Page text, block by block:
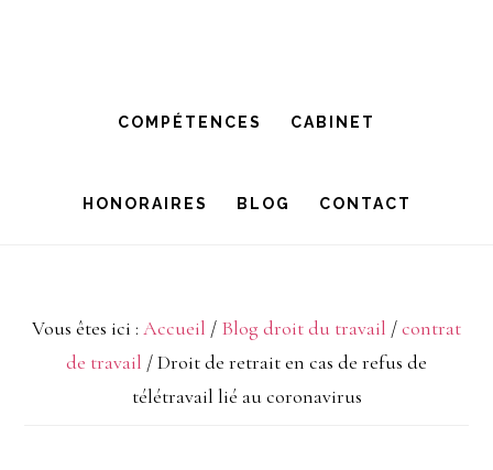
principale
COMPÉTENCES CABINET
HONORAIRES BLOG CONTACT
Vous êtes ici : Accueil / Blog droit du travail /contrat
de travail /Droit de retrait en cas de refus de
télétravail lié au coronavirus